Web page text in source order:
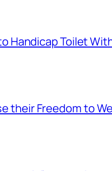
Handicap Toilet
their Freedom to